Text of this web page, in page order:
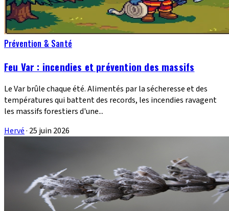
Prévention & Santé
Feu Var : incendies et prévention des massifs
Le Var brûle chaque été. Alimentés par la sécheresse et des
températures qui battent des records, les incendies ravagent
les massifs forestiers d'une...
Hervé· 25 juin 2026